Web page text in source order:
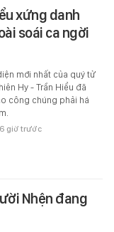
xứng danh
soái ca ngời
mới nhất của quý tử
Hy - Trần Hiểu đã
công chúng phải há
6 giờ trước
Nhện đang